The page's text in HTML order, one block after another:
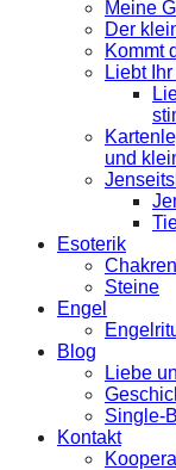
Meine
Der
Kommt
Liebt
und
Esoterik
Steine
Engel
Blog
Liebe
Single-
Kontakt